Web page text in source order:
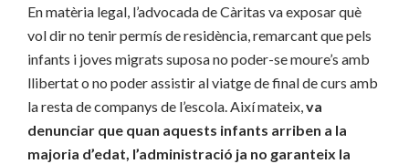
En matèria legal, l’advocada de Càritas va exposar què
vol dir no tenir permís de residència, remarcant que pels
infants i joves migrats suposa no poder-se moure’s amb
llibertat o no poder assistir al viatge de final de curs amb
la resta de companys de l’escola. Així mateix,va
denunciar que quan aquests infants arriben a la
majoria d’edat, l’administració ja no garanteix la